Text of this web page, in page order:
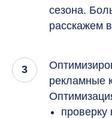
сезона.
расскажем
рекламные
проверку